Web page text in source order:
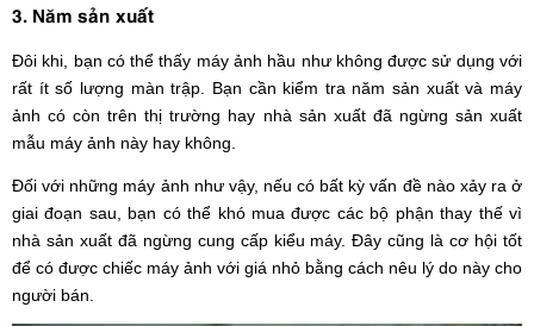
3. Năm sản xuất
Đôi khi, bạn có thể thấy máy ảnh hầu như không được sử dụng với
rất ít số lượng màn trập. Bạn cần kiểm tra năm sản xuất và máy
ảnh có còn trên thị trường hay nhà sản xuất đã ngừng sản xuất
mẫu máy ảnh này hay không.
Đối với những máy ảnh như vậy, nếu có bất kỳ vấn đề nào xảy ra ở
giai đoạn sau, bạn có thể khó mua được các bộ phận thay thế vì
nhà sản xuất đã ngừng cung cấp kiểu máy. Đây cũng là cơ hội tốt
để có được chiếc máy ảnh với giá nhỏ bằng cách nêu lý do này cho
người bán.